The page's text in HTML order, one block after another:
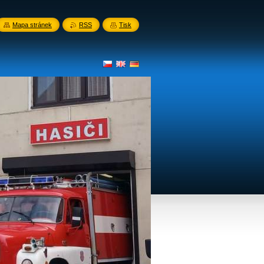
Mapa stránek RSS Tisk